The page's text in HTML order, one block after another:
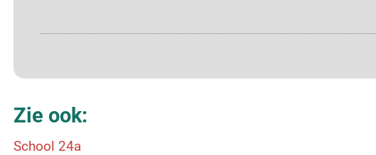
Zie ook:
School 24a